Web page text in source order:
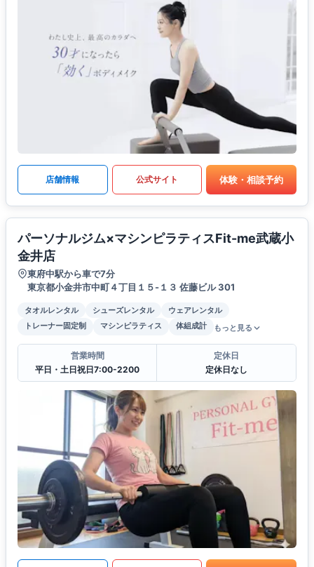
店舗情報 公式サイト 体験・相談予約
パーソナルジム×マシンピラティスFit-me武蔵小
金井店
東府中駅から車で7分
東京都小金井市中町４丁目１５-１３ 佐藤ビル 301
タオルレンタル シューズレンタル
ウェアレンタル
トレーナー固定制
マシンピラティス 体組成計 もっと見る
営業時間
平日・土日祝日7:00-2200
定休日
定休日なし